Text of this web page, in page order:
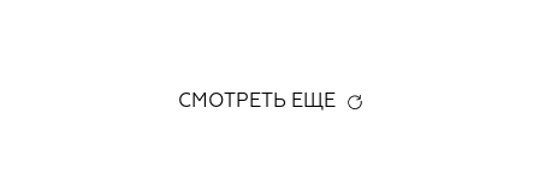
СМОТРЕТЬ ЕЩЕ